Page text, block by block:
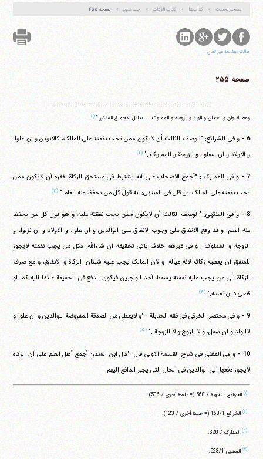
صفحه نخست
کتاب‌ها کتاب الزکات جلد سوم صفحه ۲۵۵
حالت مطالعه غیر فعال
صفحه ۲۵۵
..........................................................................................
وهم الابوان و الجدان و الولد و الزوجة و المملوک ... بدلیل الاجماع المتکرر."(۱)
6 -
و فی الشرائع: "الوصف الثالث أن لایکون ممن تجب نفقته علی المالک، کالابوین و ان علوا،
و الاولاد و ان سفلوا، و الزوجة و المملوک ."(۲)
7 -
و فی المدارک : "أجمع الاصحاب علی أنه یشترط فی مستحق الزکاة لفقره أن لایکون ممن
تجب نفقته علی المالک، بل قال فی المنتهی: انه قول کل من یحفظ عنه العلم."(۳)
8 -
و فی المنتهی: "الوصف الثالث أن لایکون ممن یجب نفقته علیه، و هو قول کل من یحفظ
عنه العلم. و قد وقع الاتفاق علی وجوب الانفاق علی الوالدین و ان علوا، و الاولاد و ان نزلوا، و
الزوجة و المملوک . و فی غیرهم خلاف یاتی تحقیقه ان شاءالله. فکل من یجب نفقته لایجوز
للمنفق أن یعطیه زکاته لانه عیاله. و لان المالک یجب علیه شیئان: الزکاة و الانفاق، و مع صرف
الزکاة الی من یجب علیه نفقته یسقط أحد الواجبین فیکون الدفع فی الحقیقة عائدا الیه کما لو
قضی دین نفسه."(۴)
9 -
و فی مختصر الخرقی فی فقه الحنابلة : "و لایعطی من الصدقة المفروضة للوالدین و ان علوا و
لاللولد و ان سفل، و لا للزوج و لا للزوجة ."(۵)
10 -
و فی المغنی فی شرح القسمة الاولی قال: "قال ابن المنذر: أجمع أهل العلم علی أن الزکاة
لایجوز دفعها الی الوالدین فی الحال التی یجبر الدافع الیهم
(۱) الجوامع الفقهیة / 568 (= طبعة أخری / 506).
(۲) الشرائع ‏163/1 (= طبعة أخری / 123).
(۳) المدارک / 320.
(۴) المنتهی ‏523/1.